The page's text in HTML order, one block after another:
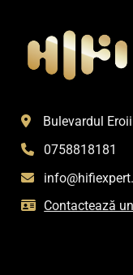
Bulevardul
0758818181
Contactează